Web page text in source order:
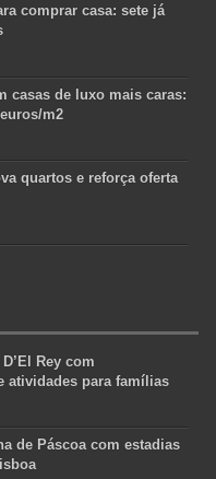
comprar casa: sete já
casas de luxo mais caras:
m2
quartos e reforça oferta
Rey com
atividades para famílias
de Páscoa com estadias